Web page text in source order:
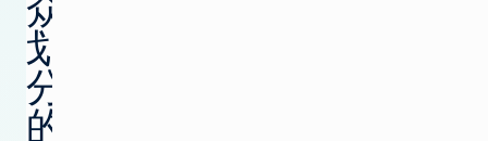
划
分
的